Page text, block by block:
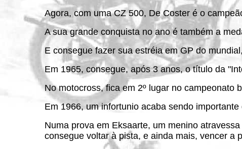
Agora, com uma CZ 500, De Coster é o
A sua grande conquista no ano é também a
E consegue fazer sua estréia em GP do
Em 1965, consegue, após 3 anos, o título da
No motocross, fica em 2º lugar no campeonato
Em 1966, um infortunio acaba sendo
Numa prova em Eksaarte, um menino
consegue voltar à pista, e ainda mais, vencer a